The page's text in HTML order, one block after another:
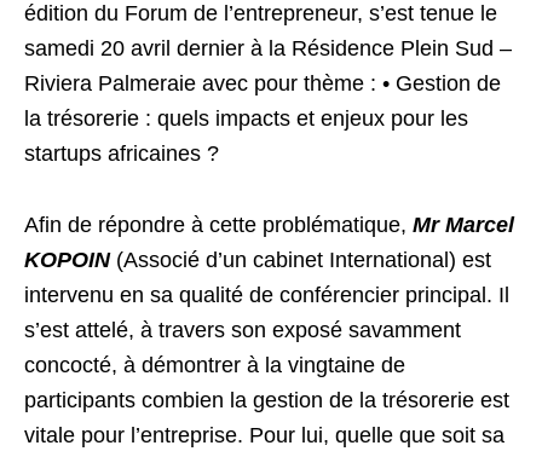
édition du Forum de l’entrepreneur, s’est tenue le
samedi 20 avril dernier à la Résidence Plein Sud –
Riviera Palmeraie avec pour thème : • Gestion de
la trésorerie : quels impacts et enjeux pour les
startups africaines ?
Afin de répondre à cette problématique, Mr Marcel
KOPOIN(Associé d’un cabinet International) est
intervenu en sa qualité de conférencier principal. Il
s’est attelé, à travers son exposé savamment
concocté, à démontrer à la vingtaine de
participants combien la gestion de la trésorerie est
vitale pour l’entreprise. Pour lui, quelle que soit sa